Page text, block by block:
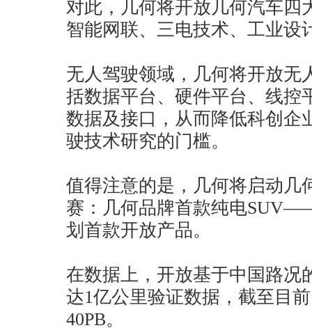
对此，几何将开放几何汽车四
智能网联、三电技术、工业设
无人驾驶领域，几何将开放无
括数据平台、硬件平台、线控
数据及接口，从而降低科创企
驶技术研究的门槛。
值得注意的是，几何将启动几
赛：几何品牌首款纯电
划首款开放产品。
在数据上，开放基于中国路况
达1亿公里验证数据，截至目
40PB。